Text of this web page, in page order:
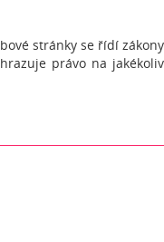
stránky se řídí zákony
právo na jakékoliv